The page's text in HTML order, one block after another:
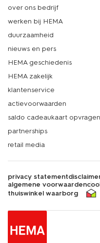
over ons bedrijf
werken bij HEMA
duurzaamheid
nieuws en pers
HEMA geschiedenis
HEMA zakelijk
klantenservice
actievoorwaarden
saldo cadeaukaart opvragen
partnerships
retail media
privacy statement
algemene voorwaarden
thuiswinkel waarborg